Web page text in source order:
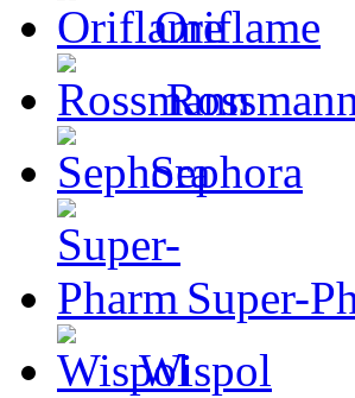
Oriflame
Sephora
Super-
Wispol